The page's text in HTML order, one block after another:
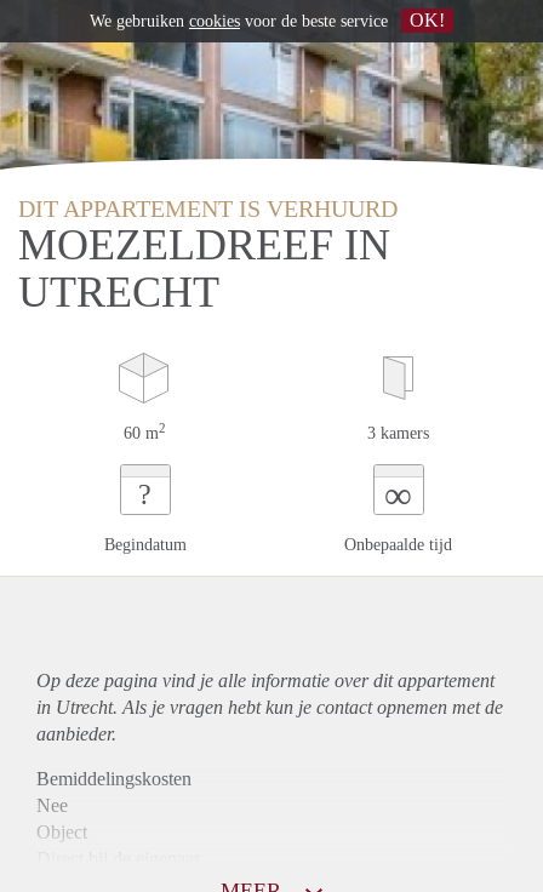
DIT APPARTEMENT IS VERHUURD
MOEZELDREEF IN
UTRECHT
60 m2 3 kamers
?
Begindatum
∞
Onbepaalde tijd
Op deze pagina vind je alle informatie over ditappartement
in Utrecht. Als je vragen hebt kun je contact opnemen met de
aanbieder.
Bemiddelingskosten
Nee
Object
We gebruiken cookies voor de beste service OK!